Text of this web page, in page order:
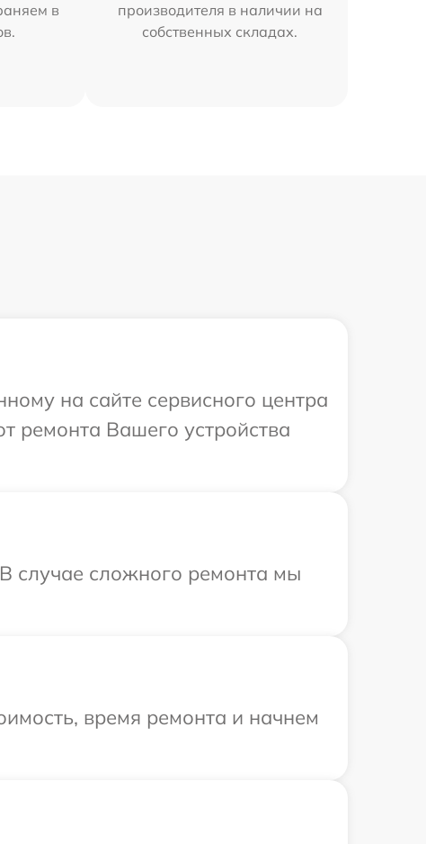
в
производителя в наличии на
собственных складах.
на сайте сервисного центра
ремонта Вашего устройства
случае сложного ремонта мы
время ремонта и начнем